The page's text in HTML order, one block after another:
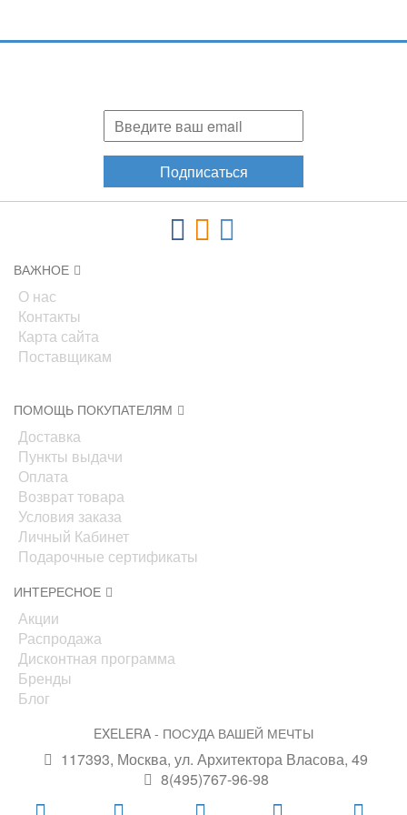
Подписаться
ВАЖНОЕ
О нас
Контакты
Карта сайта
Поставщикам
ПОМОЩЬ ПОКУПАТЕЛЯМ
Доставка
Пункты выдачи
Оплата
Возврат товара
Условия заказа
Личный Кабинет
Подарочные сертификаты
ИНТЕРЕСНОЕ
Акции
Распродажа
Дисконтная программа
Бренды
Блог
EXELERA - ПОСУДА ВАШЕЙ МЕЧТЫ
117393, Москва, ул. Архитектора Власова, 49
8(495)767-96-98
info@exelera.ru